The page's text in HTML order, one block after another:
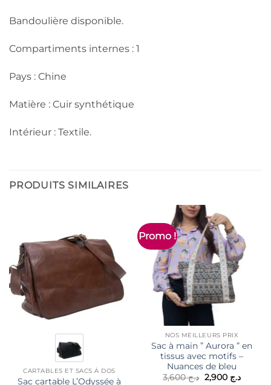
Bandoulière disponible.
Compartiments internes : 1
Pays : Chine
Matière : Cuir synthétique
Intérieur : Textile.
PRODUITS SIMILAIRES
CARTABLES ET SACS À DOS
Sac cartable L’Odyssée à
Promo !
NOS MEILLEURS PRIX
Sac à main ” Aurora ” en
tissus avec motifs –
Nuances de bleu
د.ج3,600
Le
د.ج 2,900
Le